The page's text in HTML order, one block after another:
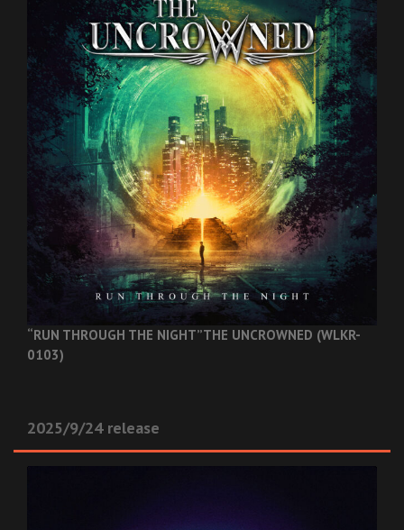
“RUN THROUGH THE NIGHT”THE UNCROWNED (WLKR-
0103)
2025/9/24 release